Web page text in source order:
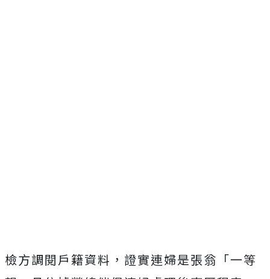
檢方調閱戶籍資料，證實連婦是張翁「一等